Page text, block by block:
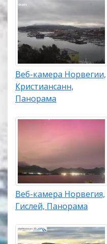
Веб-камера Норвегии,
Кристиансанн,
Панорама
Веб-камера Норвегия,
Гислей, Панорама